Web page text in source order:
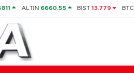
ALTIN 6660.55 BİST13.779 BTC